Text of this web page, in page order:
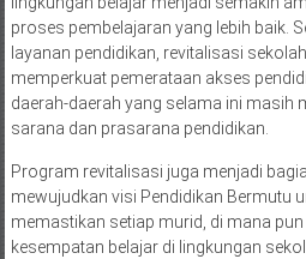
proses pembelajaran yang lebih baik.
layanan pendidikan, revitalisasi
memperkuat pemerataan akses
daerah-daerah yang selama ini masih
sarana dan prasarana pendidikan.
Program revitalisasi juga menjadi
mewujudkan visi Pendidikan Bermutu
memastikan setiap murid, di mana
kesempatan belajar di lingkungan